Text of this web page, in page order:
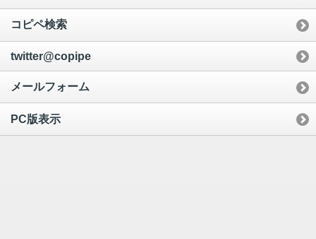
コピペ検索
twitter@copipe
メールフォーム
PC版表示